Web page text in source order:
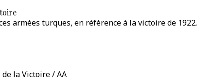
armées turques, en référence à la victoire de 1922.
la Victoire / AA